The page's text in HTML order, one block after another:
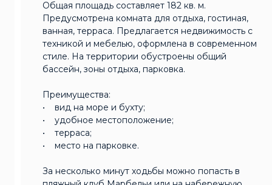
Общая площадь составляет 182 кв. м.
Предусмотрена комната для отдыха, гостиная,
ванная, терраса. Предлагается недвижимость с
техникой и мебелью, оформлена в современном
стиле. На территории обустроены общий
бассейн, зоны отдыха, парковка.
Преимущества:
• вид на море и бухту;
• удобное местоположение;
• терраса;
• место на парковке.
За несколько минут ходьбы можно попасть в